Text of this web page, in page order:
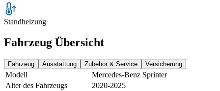
Standheizung
Fahrzeug Übersicht
Fahrzeug Ausstattung Zubehör & Service Versicherung
Modell
Mercedes-Benz Sprinter
Alter des Fahrzeugs
2020-2025